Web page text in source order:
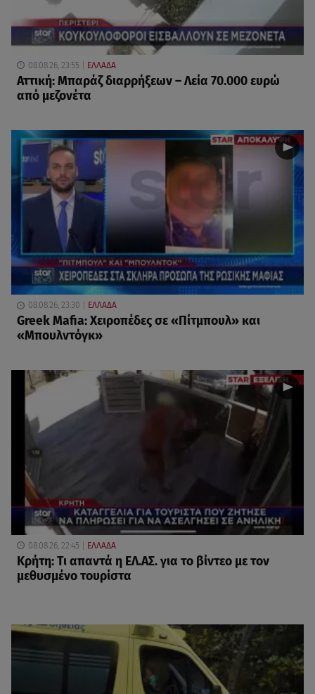
08.08.26, 23:55 ΕΛΛΑΔΑ
Αττική: Μπαράζ διαρρήξεων – Λεία 70.000 ευρώ
από μεζονέτα
08.08.26, 23:30 ΕΛΛΑΔΑ
Greek Mafia: Χειροπέδες σε «Πίτμπουλ» και
«Μπουλντόγκ»
08.08.26, 22:45 ΕΛΛΑΔΑ
Κρήτη: Τι απαντά η ΕΛ.ΑΣ. για το βίντεο με τον
μεθυσμένο τουρίστα